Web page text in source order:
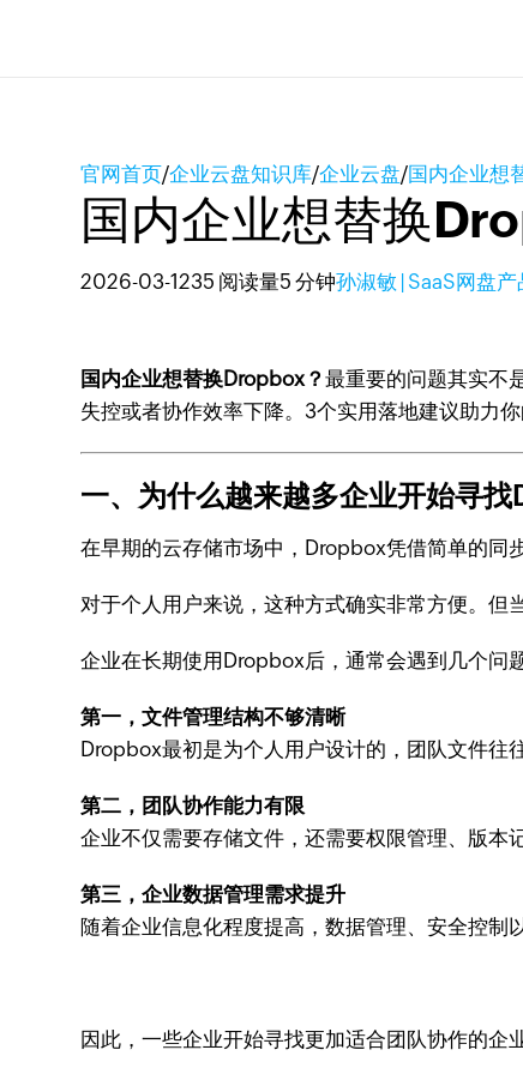
官网首页/企业云盘知识库/企业云盘/国内企业想
国内企业想替换
2026-03-1235 阅读量5 分钟孙淑敏 | SaaS网盘
国内企业想替换Dropbox？最重要的问题其实不
失控或者协作效率下降。3个实用落地建议助力
一、为什么越来越多企业开始寻
在早期的云存储市场中，Dropbox凭借简单的同
对于个人用户来说，这种方式确实非常方便。但
企业在长期使用Dropbox后，通常会遇到几个问
第一，文件管理结构不够清晰
Dropbox最初是为个人用户设计的，团队文件往
第二，团队协作能力有限
企业不仅需要存储文件，还需要权限管理、版本
第三，企业数据管理需求提升
随着企业信息化程度提高，数据管理、安全控制
因此，一些企业开始寻找更加适合团队协作的企